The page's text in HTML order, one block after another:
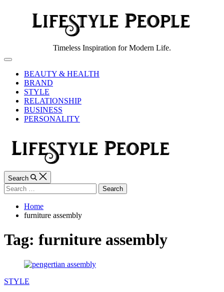
People
Timeless Inspiration for Modern Life.
Off
CanvasBEAUTY & HEALTH
BRAND
STYLE
RELATIONSHIP
BUSINESS
PERSONALITY
Search
Search
for:
Home
furniture assembly
Tag: furniture assembly
Categories
STYLE